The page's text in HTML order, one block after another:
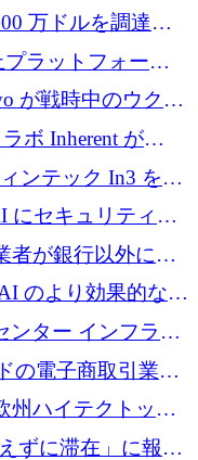
万ドルを調達、
ンドンが首位の座
ラットフォーム
で 1,500 万ドルを
が戦時中のウクラ
場の 1 つをどの
ボ Inherent が
テルスから浮上
ンテック In3 を買
レジットを提供
にセキュリティと
3,000 万ドルを
者が銀行以外にも
の資金調達額は
のより効果的な使
ンドを確保
ンター インフラス
に 5,000 万ドルを
の電子商取引業務
するために 200
州ハイテクトップ
ずに滞在」に報酬